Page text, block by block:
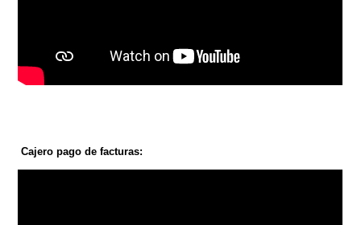
Cajero pago de facturas: